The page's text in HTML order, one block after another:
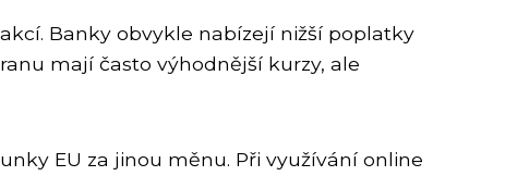
Banky obvykle nabízejí nižší poplatky
mají často výhodnější kurzy, ale
EU za jinou měnu. Při využívání online